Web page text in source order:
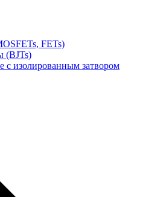
FETs)
(BJTs)
с изолированным затвором